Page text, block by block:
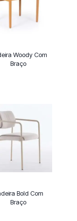
Woody Com
Braço
Bold Com
Braço